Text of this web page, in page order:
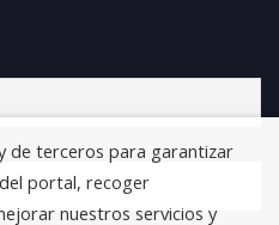
de terceros para garantizar
portal, recoger
nuestros servicios y